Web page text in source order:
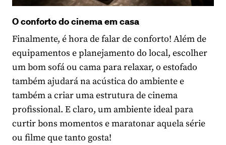
O conforto do cinema em casa
Finalmente, é hora de falar de conforto! Além de
equipamentos e planejamento do local, escolher
um bom sofá ou cama para relaxar, o estofado
também ajudará na acústica do ambiente e
também a criar uma estrutura de cinema
profissional. E claro, um ambiente ideal para
curtir bons momentos e maratonar aquela série
ou filme que tanto gosta!